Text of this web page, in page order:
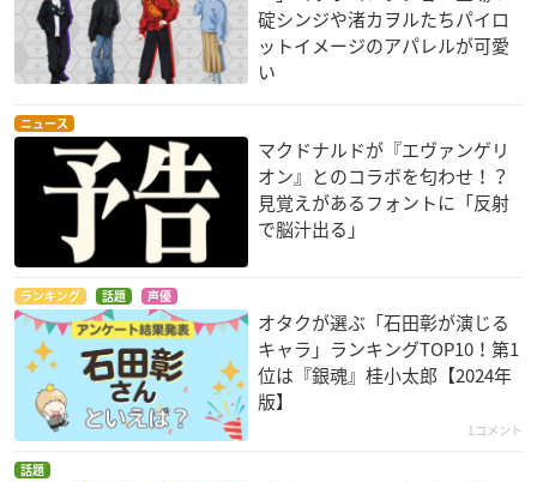
碇シンジや渚カヲルたちパイロ
ットイメージのアパレルが可愛
い
ニュース
マクドナルドが『エヴァンゲリ
オン』とのコラボを匂わせ！？
見覚えがあるフォントに「反射
で脳汁出る」
ランキング 話題 声優
オタクが選ぶ「石田彰が演じる
キャラ」ランキングTOP10！第1
位は『銀魂』桂小太郎【2024年
版】
1コメント
話題